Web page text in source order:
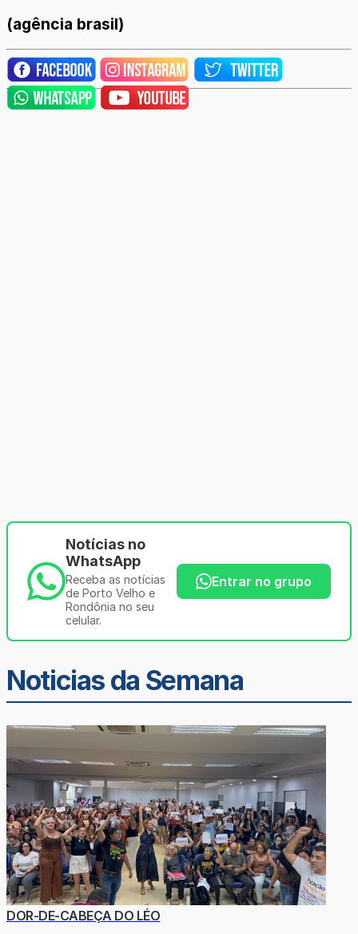
(agência brasil)
Notícias no
WhatsApp
Receba as notícias
de Porto Velho e
Rondônia no seu
celular.
Entrar no grupo
Noticias da Semana
DOR-DE-CABEÇA DO LÉO